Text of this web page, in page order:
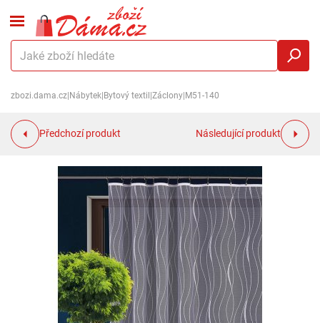
zbozi.dama.cz Nábytek Bytový textil Záclony M51-140
Předchozí produkt Následující produkt